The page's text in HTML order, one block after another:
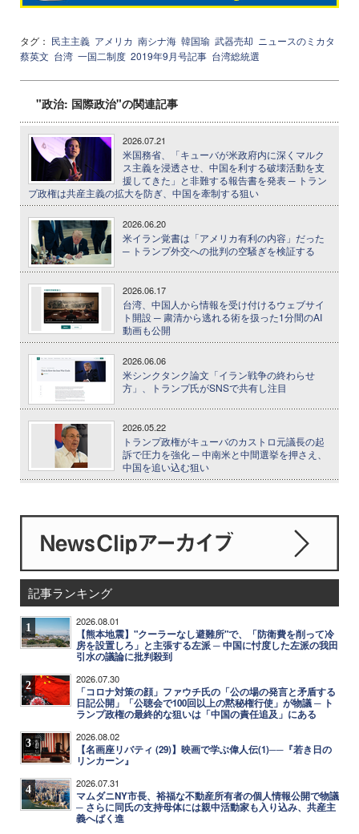
タグ： 民主主義 アメリカ 南シナ海 韓国瑜 武器売却 ニュースのミカタ
蔡英文 台湾 一国二制度 2019年9月号記事 台湾総統選
"政治: 国際政治"の関連記事
2026.07.21
米国務省、「キューバが米政府内に深くマルク
ス主義を浸透させ、中国を利する破壊活動を支
援してきた」と非難する報告書を発表 ─ トラン
プ政権は共産主義の拡大を防ぎ、中国を牽制する狙い
2026.06.20
米イラン覚書は「アメリカ有利の内容」だった
─ トランプ外交への批判の空騒ぎを検証する
2026.06.17
台湾、中国人から情報を受け付けるウェブサイ
ト開設 ─ 粛清から逃れる術を扱った1分間のAI
動画も公開
2026.06.06
米シンクタンク論文「イラン戦争の終わらせ
方」、トランプ氏がSNSで共有し注目
2026.05.22
トランプ政権がキューバのカストロ元議長の起
訴で圧力を強化 ─ 中南米と中間選挙を押さえ、
中国を追い込む狙い
記事ランキング
1 2026.08.01
【熊本地震】"クーラーなし避難所"で、「防衛費を削って冷
房を設置しろ」と主張する左派 ─ 中国に忖度した左派の我田
引水の議論に批判殺到
2 2026.07.30
「コロナ対策の顔」ファウチ氏の「公の場の発言と矛盾する
日記公開」「公聴会で100回以上の黙秘権行使」が物議 ─ ト
ランプ政権の最終的な狙いは「中国の責任追及」にある
3 2026.08.02
【名画座リバティ (29)】映画で学ぶ偉人伝(1)──『若き日の
リンカーン』
4 2026.07.31
マムダニNY市長、裕福な不動産所有者の個人情報公開で物議
─ さらに同氏の支持母体には親中活動家も入り込み、共産主
義へばく進